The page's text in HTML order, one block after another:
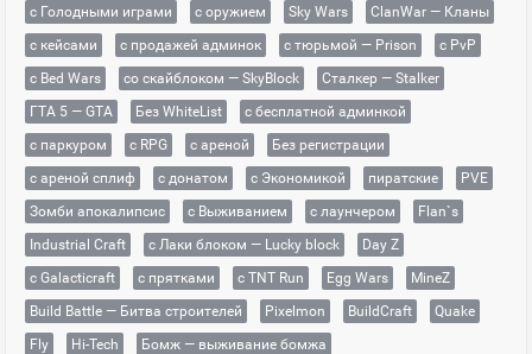
с Голодными играми
с оружием Sky Wars
ClanWar — Кланы
с кейсами
с продажей админок с тюрьмой — Prison
с PvP
с Bed Wars
со скайблоком — SkyBlock
Сталкер — Stalker
ГТА 5 — GTA
Без WhiteList
с бесплатной админкой
с паркуром
с RPG с ареной
Без регистрации
с ареной сплиф
с донатом с Экономикой пиратские
PVE
Зомби апокалипсис
с Выживанием с лаунчером
Flan`s
Industrial Craft
с Лаки блоком — Lucky block
Day Z
с Galacticraft
с прятками с TNT Run Egg Wars
MineZ
Build Battle — Битва строителей
Pixelmon BuildCraft
Quake
Fly
Hi-Tech
Бомж — выживание бомжа